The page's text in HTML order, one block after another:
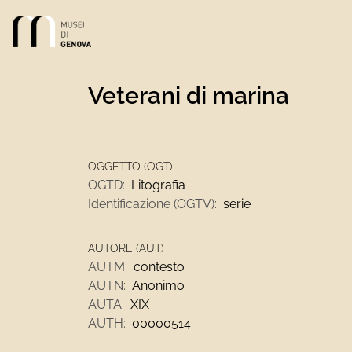
Link alla homepage
Veterani di marina
OGGETTO (OGT)
OGTD: Litografia
Identificazione (OGTV): serie
AUTORE (AUT)
AUTM: contesto
AUTN: Anonimo
AUTA: XIX
AUTH: 00000514